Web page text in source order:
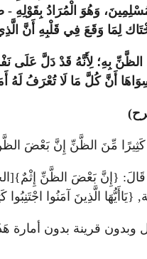
وَهُوَ الْمُرَادُ
لِمَا وَقَعَ فِي قَلْبِهِ أَنَّ
الظَّنِّ بِهِ؛ لِأَنَّهُ قَدْ دَلَّ
أَنَّ كُلَّ مَا لَا تُعْرَفُ
كَثِيرًا مِّنَ الظَّنِّ إِنَّ بَعْضَ
الَّذِينَ آمَنُوا
وبدون قرينة بدون